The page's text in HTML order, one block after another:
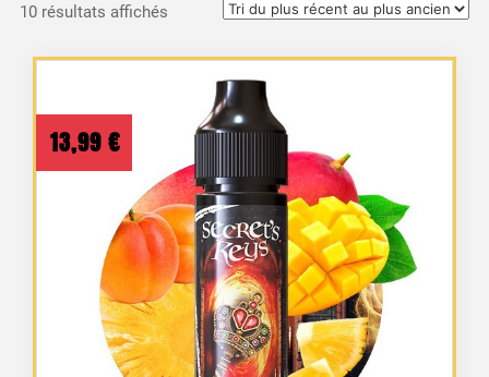
10 résultats affichésTrié
ancien
13,99 €